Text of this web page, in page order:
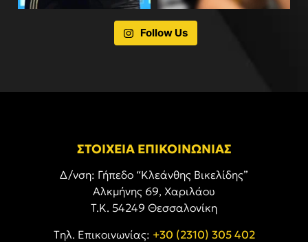
Follow Us
ΣΤΟΙΧΕΙΑ ΕΠΙΚΟΙΝΩΝΙΑΣ
Δ/νση: Γήπεδο “Κλεάνθης Βικελίδης”
Αλκμήνης 69, Χαριλάου
Τ.Κ. 54249 Θεσσαλονίκη
Tηλ. Επικοινωνίας: +30 (2310) 305 402